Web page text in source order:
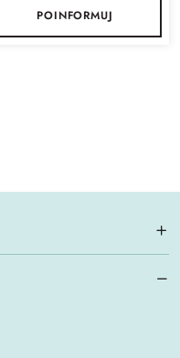
POINFORMUJ